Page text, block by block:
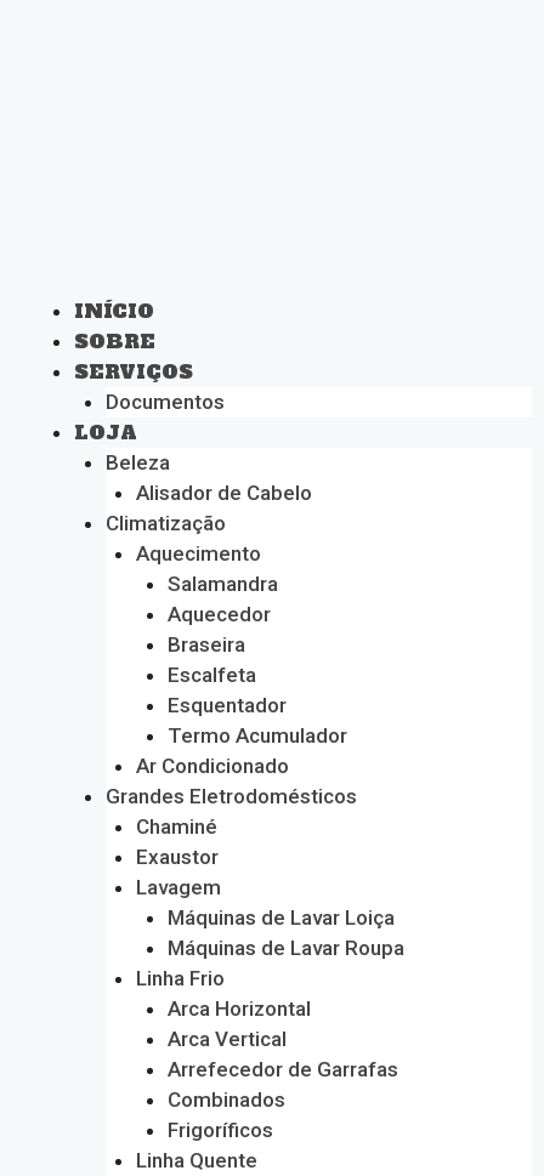
INÍCIO
SOBRE
SERVIÇOS
Documentos
LOJA
Beleza
Alisador de Cabelo
Climatização
Aquecimento
Salamandra
Aquecedor
Braseira
Escalfeta
Esquentador
Termo Acumulador
Ar Condicionado
Grandes Eletrodomésticos
Chaminé
Exaustor
Lavagem
Máquinas de Lavar Loiça
Máquinas de Lavar Roupa
Linha Frio
Arca Horizontal
Arca Vertical
Arrefecedor de Garrafas
Combinados
Frigoríficos
Linha Quente